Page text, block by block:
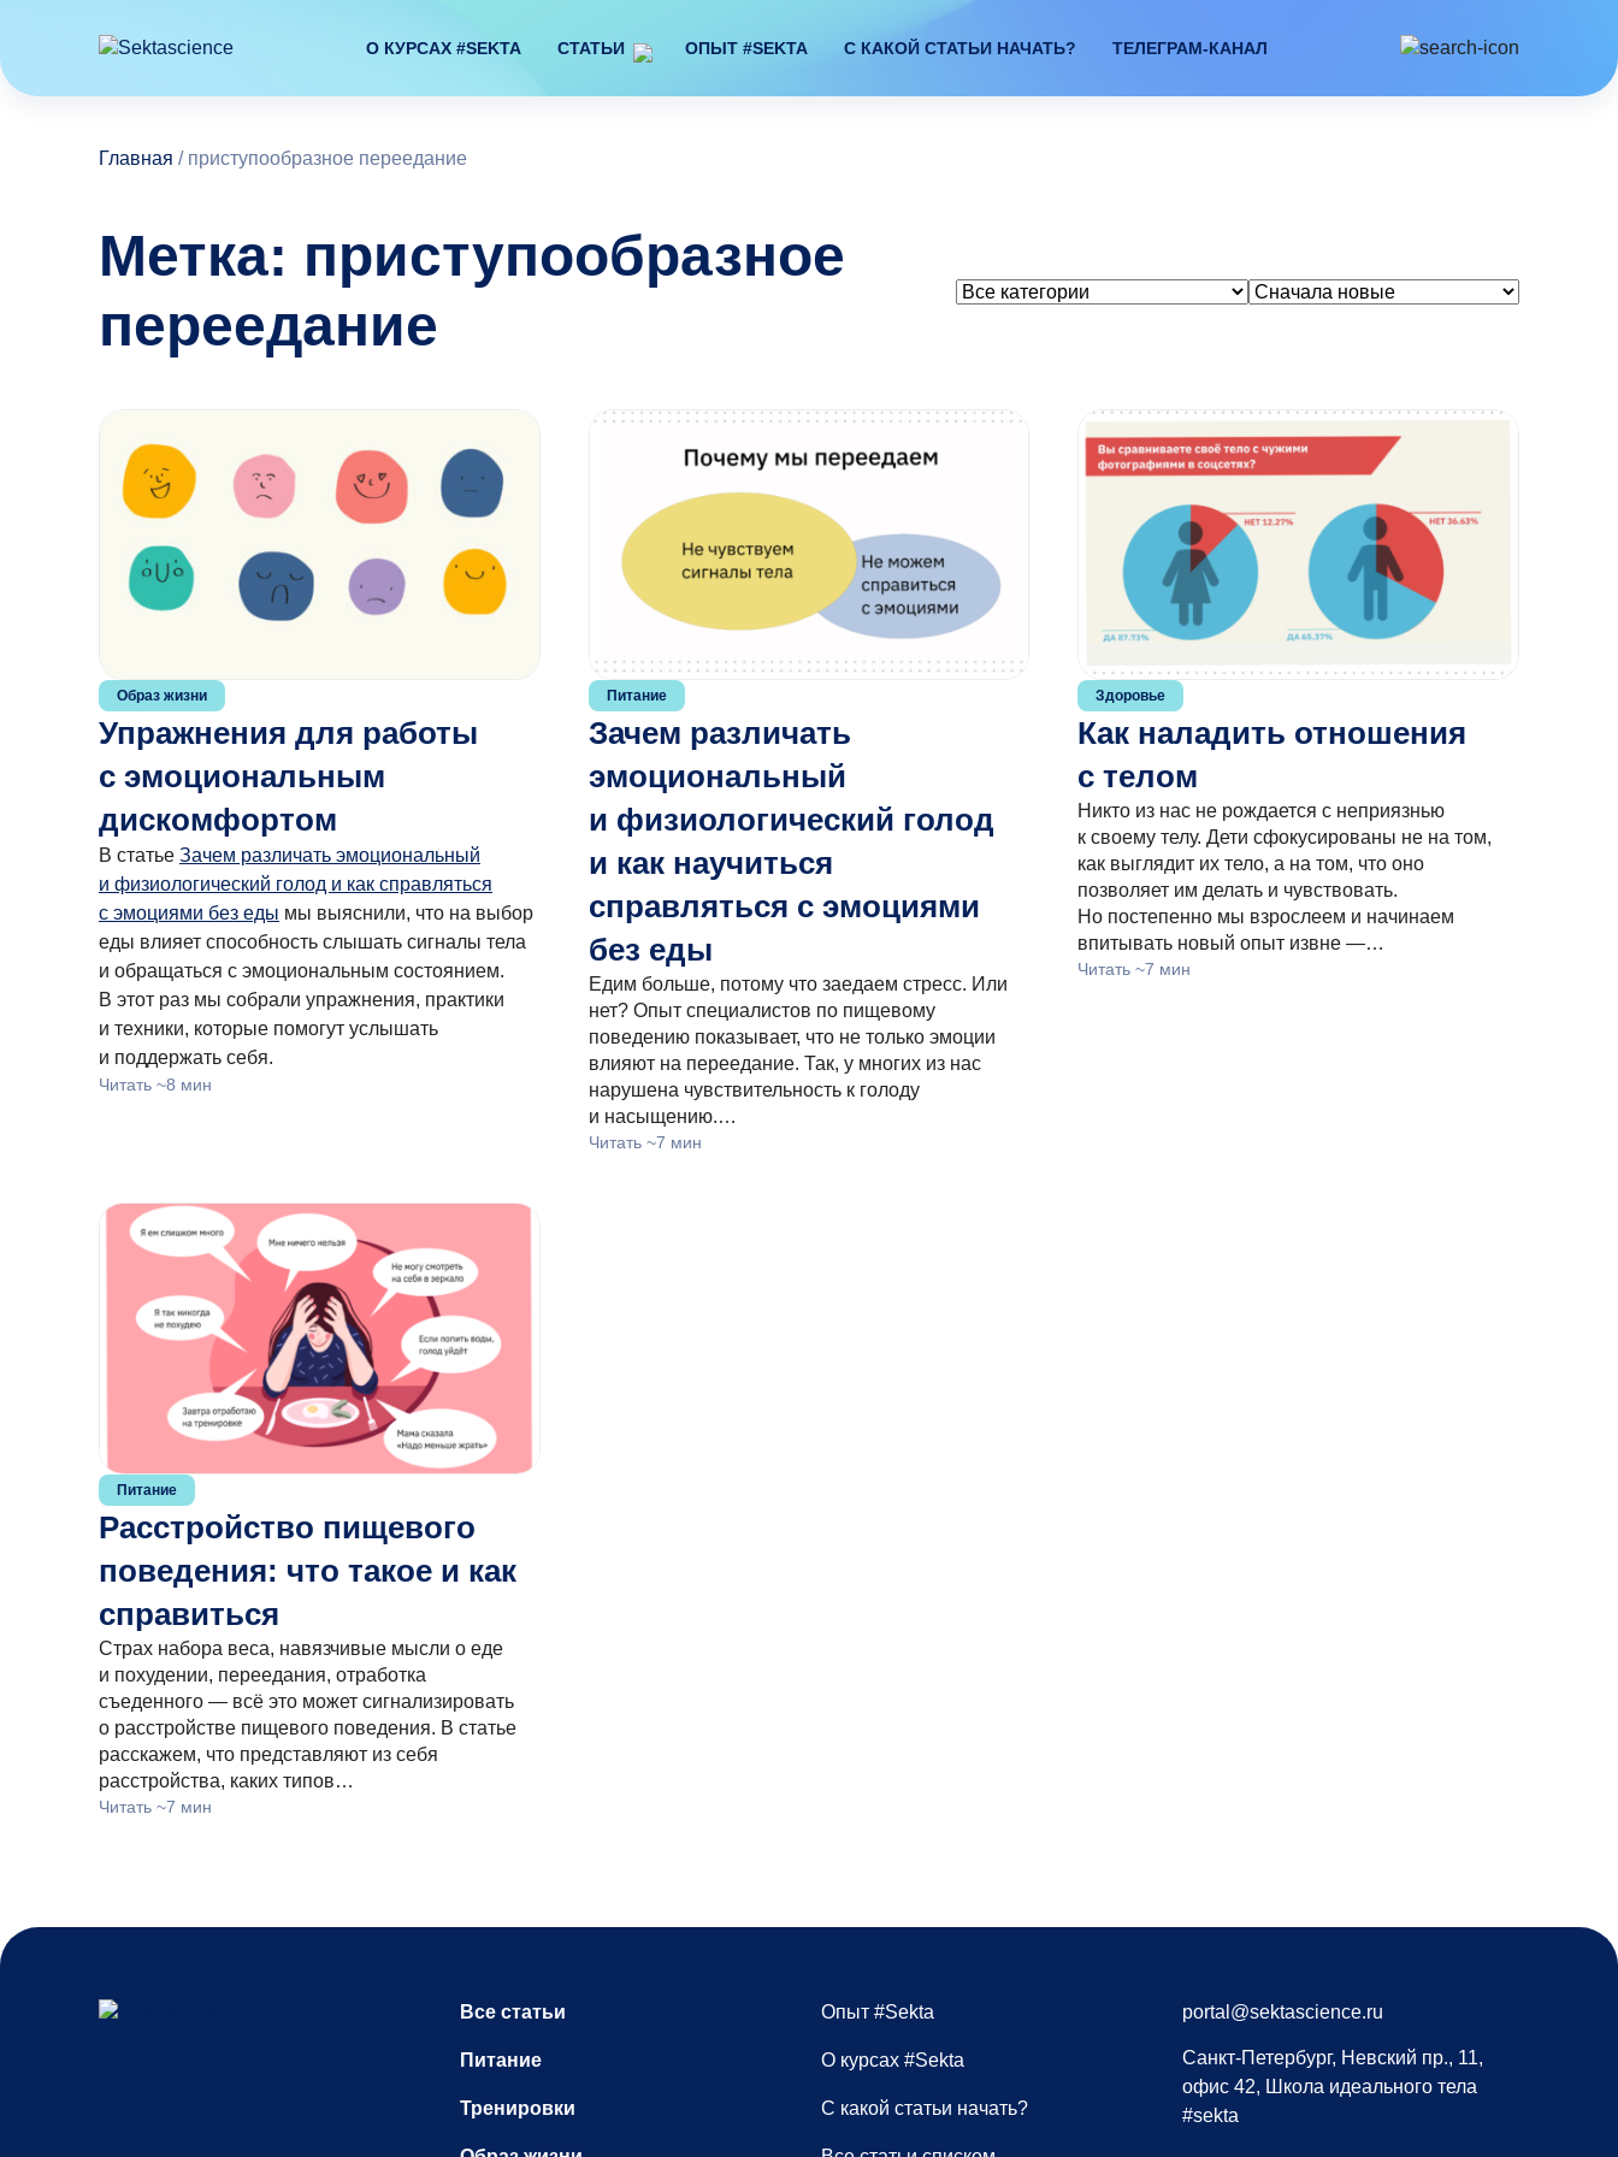
О КУРСАХ #SEKTA СТАТЬИ ОПЫТ #SEKTA С КАКОЙ СТАТЬИ НАЧАТЬ? ТЕЛЕГРАМ-КАНАЛ
Главная / приступообразное переедание
Метка: приступообразное
переедание
Образ жизни
Упражнения для работы
с эмоциональным
дискомфортом
В статье Зачем различать эмоциональный
и физиологический голод и как справляться
с эмоциями без еды мы выяснили, что на выбор
еды влияет способность слышать сигналы тела
и обращаться с эмоциональным состоянием.
В этот раз мы собрали упражнения, практики
и техники, которые помогут услышать
и поддержать себя.
Читать ~8 мин
Питание
Зачем различать
эмоциональный
и физиологический голод
и как научиться
справляться с эмоциями
без еды
Едим больше, потому что заедаем стресс. Или
нет? Опыт специалистов по пищевому
поведению показывает, что не только эмоции
влияют на переедание. Так, у многих из нас
нарушена чувствительность к голоду
и насыщению.…
Читать ~7 мин
Здоровье
Как наладить отношения
с телом
Никто из нас не рождается с неприязнью
к своему телу. Дети сфокусированы не на том,
как выглядит их тело, а на том, что оно
позволяет им делать и чувствовать.
Но постепенно мы взрослеем и начинаем
впитывать новый опыт извне —…
Читать ~7 мин
Питание
Расстройство пищевого
поведения: что такое и как
справиться
Страх набора веса, навязчивые мысли о еде
и похудении, переедания, отработка
съеденного — всё это может сигнализировать
о расстройстве пищевого поведения. В статье
расскажем, что представляют из себя
расстройства, каких типов…
Читать ~7 мин
Все статьи
Питание
Тренировки
Опыт #Sekta
О курсах #Sekta
С какой статьи начать?
portal@sektascience.ru
Санкт-Петербург, Невский пр., 11,
офис 42, Школа идеального тела
#sekta